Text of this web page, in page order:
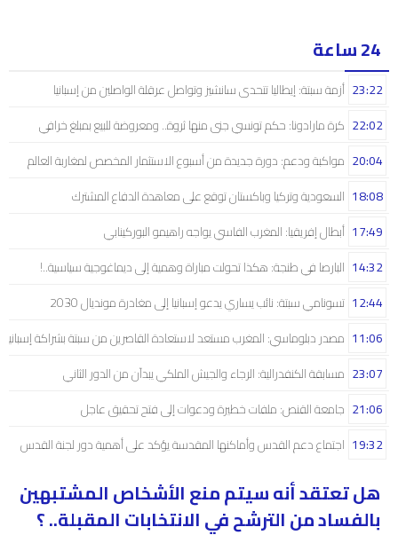
24 ساعة
أزمة سبتة: إيطاليا تتحدى سانشيز وتواصل عرقلة الواصلين من إسبانيا 23:22
كرة مارادونا: حكم تونسي جنى منها ثروة.. ومعروضة للبيع بمبلغ خرافي 22:02
مواكبة ودعم: دورة جديدة من أسبوع الاستثمار المخصص لمغاربة العالم 20:04
السعودية وتركيا وباكستان توقع على معاهدة الدفاع المشترك 18:08
أبطال إفريقيا: المغرب الفاسي يواجه راهيمو البوركينابي 17:49
البارصا في طنجة: هكذا تحولت مباراة وهمية إلى ديماغوجية سياسية..! 14:32
تسونامي سبتة: نائب يساري يدعو إسبانيا إلى مغادرة مونديال 2030 12:44
مصدر دبلوماسي: المغرب مستعد لاستعادة القاصرين من سبتة بشراكة إسبانية 11:06
مسابقة الكنفدرالية: الرجاء والجيش الملكي يبدآن من الدور الثاني 23:07
جامعة القنص: ملفات خطيرة ودعوات إلى فتح تحقيق عاجل 21:06
اجتماع دعم القدس وأماكنها المقدسة يؤكد على أهمية دور لجنة القدس 19:32
هل تعتقد أنه سيتم منع الأشخاص المشتبهين
بالفساد من الترشح في الانتخابات المقبلة.. ؟